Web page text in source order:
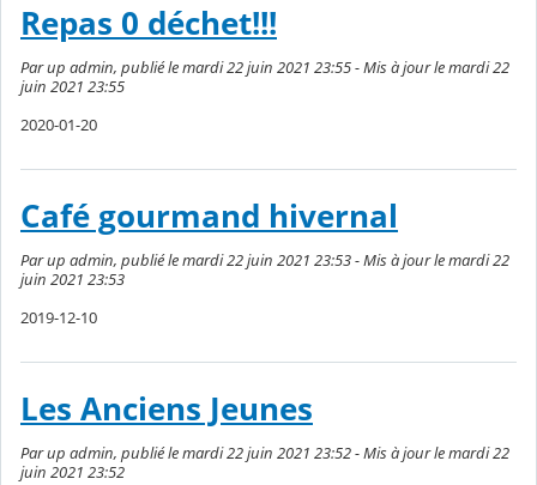
Repas 0 déchet!!!
Par up admin, publié le mardi 22 juin 2021 23:55 - Mis à jour le mardi 22
juin 2021 23:55
2020-01-20
Café gourmand hivernal
Par up admin, publié le mardi 22 juin 2021 23:53 - Mis à jour le mardi 22
juin 2021 23:53
2019-12-10
Les Anciens Jeunes
Par up admin, publié le mardi 22 juin 2021 23:52 - Mis à jour le mardi 22
juin 2021 23:52